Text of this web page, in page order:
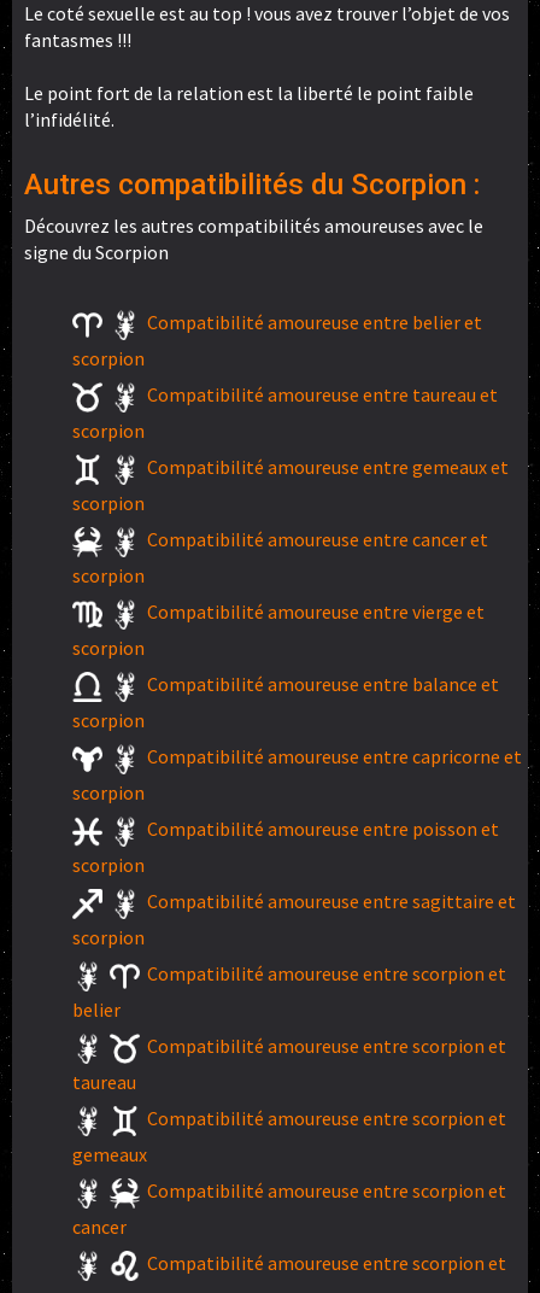
Le coté sexuelle est au top ! vous avez trouver l’objet de vos
fantasmes !!!
Le point fort de la relation est la liberté le point faible
l’infidélité.
Autres compatibilités du Scorpion :
Découvrez les autres compatibilités amoureuses avec le
signe du Scorpion
Compatibilité amoureuse entre belier et
scorpion
Compatibilité amoureuse entre taureau et
scorpion
Compatibilité amoureuse entre gemeaux et
scorpion
Compatibilité amoureuse entre cancer et
scorpion
Compatibilité amoureuse entre vierge et
scorpion
Compatibilité amoureuse entre balance et
scorpion
Compatibilité amoureuse entre capricorne et
scorpion
Compatibilité amoureuse entre poisson et
scorpion
Compatibilité amoureuse entre sagittaire et
scorpion
Compatibilité amoureuse entre scorpion et
belier
Compatibilité amoureuse entre scorpion et
taureau
Compatibilité amoureuse entre scorpion et
gemeaux
Compatibilité amoureuse entre scorpion et
cancer
Compatibilité amoureuse entre scorpion et